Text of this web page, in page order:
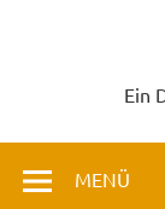
Ein
MENÜ